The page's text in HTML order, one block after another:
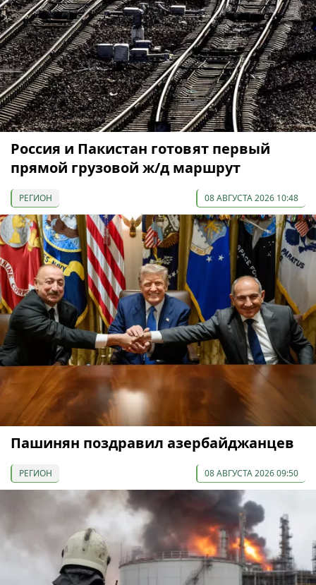
Россия и Пакистан готовят первый
прямой грузовой ж/д маршрут
РЕГИОН 08 АВГУСТА 2026 10:48
Пашинян поздравил азербайджанцев
РЕГИОН 08 АВГУСТА 2026 09:50